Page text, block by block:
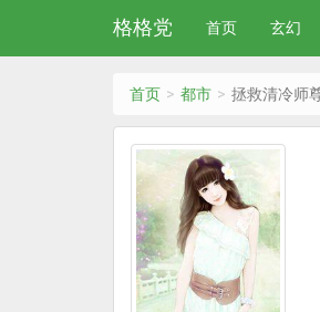
格格党 首页 玄幻
首页 都市 拯救清冷师